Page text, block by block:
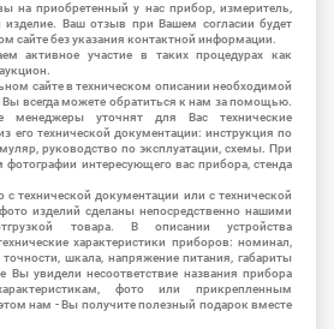
на приобретенный у нас прибор, измеритель,
изделие. Ваш отзыв при Вашем согласии будет
сайте без указания контактной информации.
активное участие в таких процедурах как
сайте в техническом описании необходимой
всегда можете обратиться к нам за помощью.
менеджеры уточнят для Вас технические
его технической документации: инструкция по
руководство по эксплуатации, схемы. При
интересующего вас прибора, стенда
технической документации или с технической
изделий сделаны непосредственно нашими
товара. В описании устройства
характеристики приборов: номинал,
шкала, напряжение питания, габариты
Вы увидели несоответствие названия прибора
фото или прикрепленным
нам - Вы получите полезный подарок вместе